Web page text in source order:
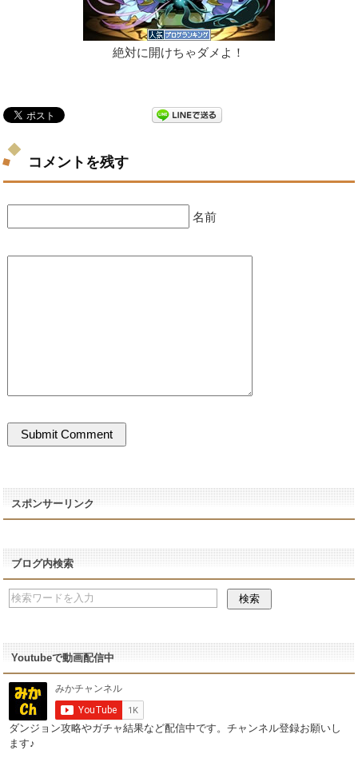
絶対に開けちゃダメよ！
コメントを残す
名前
スポンサーリンク
ブログ内検索
Youtubeで動画配信中
ダンジョン攻略やガチャ結果など配信中です。チャンネル登録お願いし
ます♪